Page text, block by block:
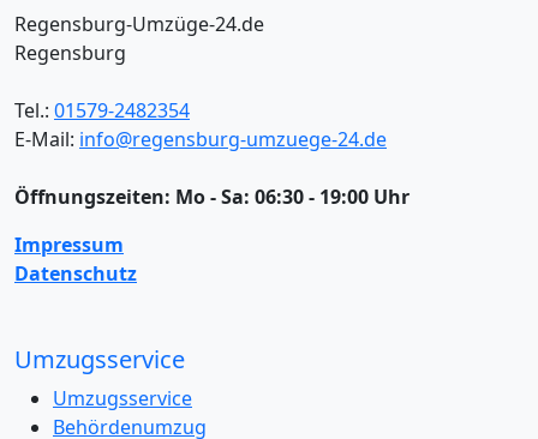
Regensburg-Umzüge-24.de
Regensburg
Tel.: 01579-2482354
E-Mail: info@regensburg-umzuege-24.de
Öffnungszeiten: Mo - Sa: 06:30 - 19:00 Uhr
Impressum
Datenschutz
Umzugsservice
Umzugsservice
Behördenumzug